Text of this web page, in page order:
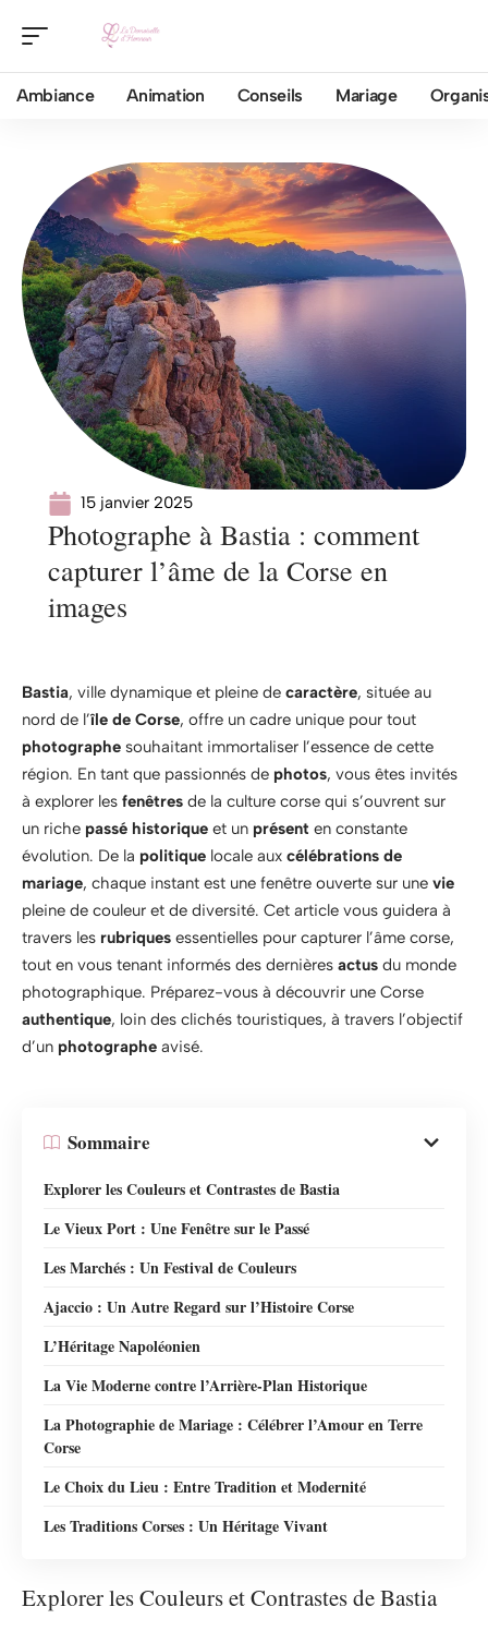
Ambiance Animation Conseils Mariage
15 janvier 2025
Photographe à Bastia : comment
capturer l’âme de la Corse en
images
Bastia, ville dynamique et pleine de caractère, située au
nord de l’île de Corse, offre un cadre unique pour tout
photographe souhaitant immortaliser l’essence de cette
région. En tant que passionnés de photos, vous êtes invités
à explorer les fenêtres de la culture corse qui s’ouvrent sur
un riche passé historique et un présent en constante
évolution. De la politique locale aux célébrations de
mariage, chaque instant est une fenêtre ouverte sur une vie
pleine de couleur et de diversité. Cet article vous guidera à
travers les rubriques essentielles pour capturer l’âme corse,
tout en vous tenant informés des dernières actus du monde
photographique. Préparez-vous à découvrir une Corse
authentique, loin des clichés touristiques, à travers l’objectif
d’un photographe avisé.
Sommaire
Explorer les Couleurs et Contrastes de Bastia
Le Vieux Port : Une Fenêtre sur le Passé
Les Marchés : Un Festival de Couleurs
Ajaccio : Un Autre Regard sur l’Histoire Corse
L’Héritage Napoléonien
La Vie Moderne contre l’Arrière-Plan Historique
La Photographie de Mariage : Célébrer l’Amour en Terre
Corse
Le Choix du Lieu : Entre Tradition et Modernité
Les Traditions Corses : Un Héritage Vivant
Explorer les Couleurs et Contrastes de Bastia